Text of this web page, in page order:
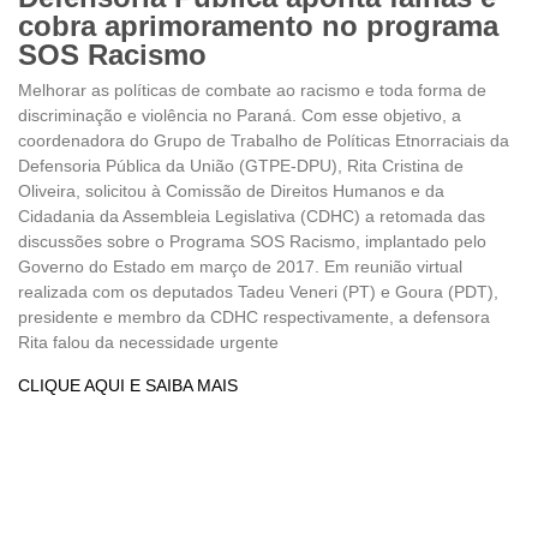
cobra aprimoramento no programa
SOS Racismo
Melhorar as políticas de combate ao racismo e toda forma de
discriminação e violência no Paraná. Com esse objetivo, a
coordenadora do Grupo de Trabalho de Políticas Etnorraciais da
Defensoria Pública da União (GTPE-DPU), Rita Cristina de
Oliveira, solicitou à Comissão de Direitos Humanos e da
Cidadania da Assembleia Legislativa (CDHC) a retomada das
discussões sobre o Programa SOS Racismo, implantado pelo
Governo do Estado em março de 2017. Em reunião virtual
realizada com os deputados Tadeu Veneri (PT) e Goura (PDT),
presidente e membro da CDHC respectivamente, a defensora
Rita falou da necessidade urgente
CLIQUE AQUI E SAIBA MAIS